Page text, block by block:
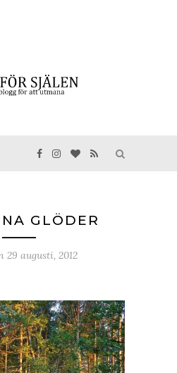
GLÖDER
29 augusti, 2012